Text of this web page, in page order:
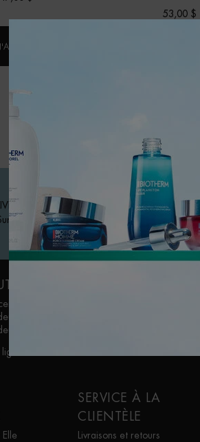
J'ACHÈTE
53,00 $
LIVRAISON GRATUITE
les commandes éligibles
SERVICE À LA
CLIENTÈLE
Livraisons et retours